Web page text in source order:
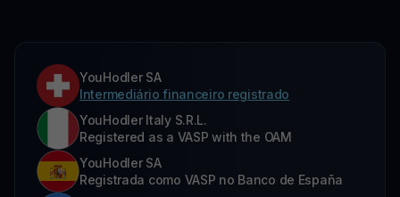
YouHodler SA
Intermediário financeiro registrado
YouHodler Italy S.R.L.
Registered as a VASP with the OAM
YouHodler SA
Registrada como VASP no Banco de España